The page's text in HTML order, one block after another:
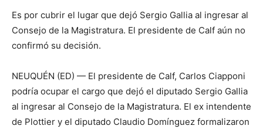
Es por cubrir el lugar que dejó Sergio Gallia al ingresar al
Consejo de la Magistratura. El presidente de Calf aún no
confirmó su decisión.
NEUQUÉN (ED) — El presidente de Calf, Carlos Ciapponi
podría ocupar el cargo que dejó el diputado Sergio Gallia
al ingresar al Consejo de la Magistratura. El ex intendente
de Plottier y el diputado Claudio Domínguez formalizaron